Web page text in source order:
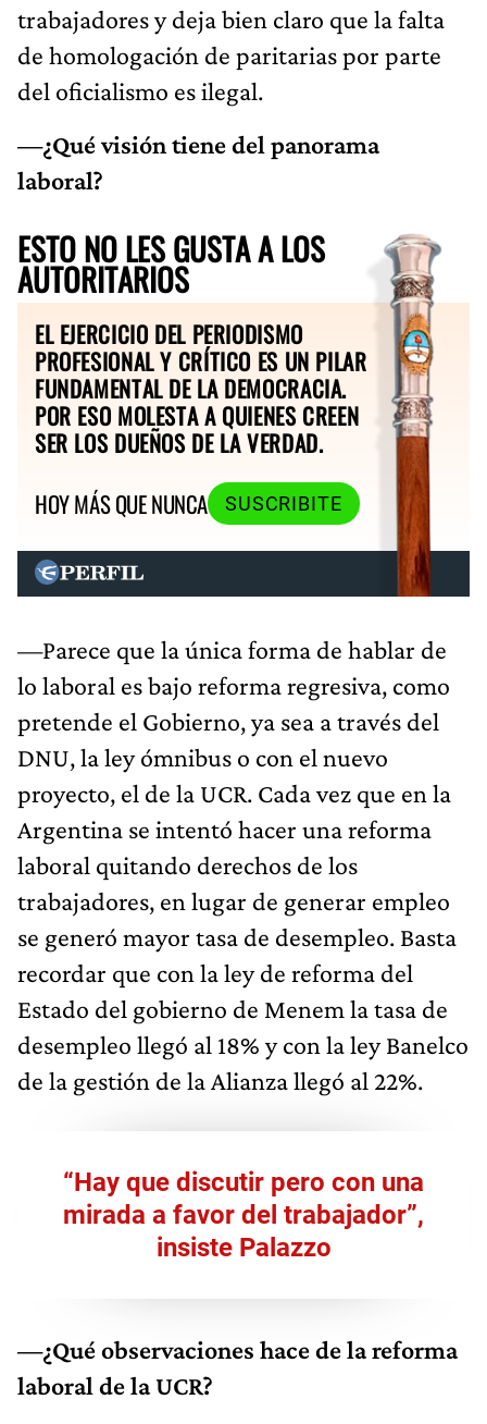
trabajadores y deja bien claro que la falta
de homologación de paritarias por parte
del oficialismo es ilegal.
—¿Qué visión tiene del panorama
laboral?
ESTO NO LES GUSTA A LOS
AUTORITARIOS
EL EJERCICIO DEL PERIODISMO
PROFESIONAL Y CRÍTICO ES UN PILAR
FUNDAMENTAL DE LA DEMOCRACIA.
POR ESO MOLESTA A QUIENES CREEN
SER LOS DUEÑOS DE LA VERDAD.
HOY MÁS QUE NUNCA
SUSCRIBITE
—Parece que la única forma de hablar de
lo laboral es bajo reforma regresiva, como
pretende el Gobierno, ya sea a través del
DNU, la ley ómnibus o con el nuevo
proyecto, el de la UCR. Cada vez que en la
Argentina se intentó hacer una reforma
laboral quitando derechos de los
trabajadores, en lugar de generar empleo
se generó mayor tasa de desempleo. Basta
recordar que con la ley de reforma del
Estado del gobierno de Menem la tasa de
desempleo llegó al 18% y con la ley Banelco
de la gestión de la Alianza llegó al 22%.
“Hay que discutir pero con una
mirada a favor del trabajador”,
insiste Palazzo
—¿Qué observaciones hace de la reforma
laboral de la UCR?